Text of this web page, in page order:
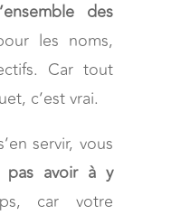
des
les noms,
Car tout
c’est vrai.
servir, vous
pas avoir à y
car votre